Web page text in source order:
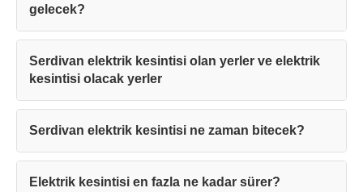
gelecek?
Serdivan elektrik kesintisi olan yerler ve elektrik
kesintisi olacak yerler
Serdivan elektrik kesintisi ne zaman bitecek?
Elektrik kesintisi en fazla ne kadar sürer?